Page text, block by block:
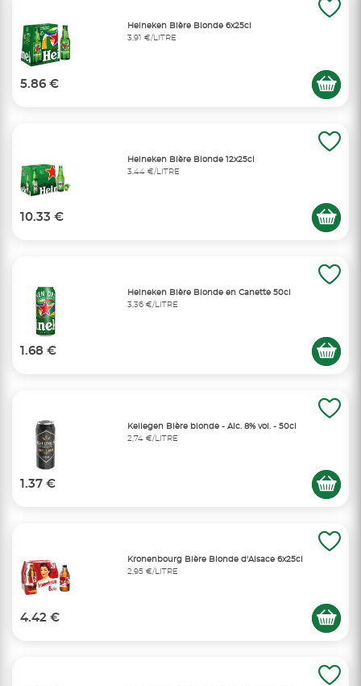
Heineken Bière Blonde 6x25cl
3,91 €/LITRE
5.86 €
Heineken Bière Blonde 12x25cl
3,44 €/LITRE
10.33 €
Heineken Bière Blonde en Canette 50cl
3,36 €/LITRE
1.68 €
Kellegen Bière blonde - Alc. 8% vol. - 50cl
2,74 €/LITRE
1.37 €
Kronenbourg Bière Blonde d'Alsace 6x25cl
2,95 €/LITRE
4.42 €